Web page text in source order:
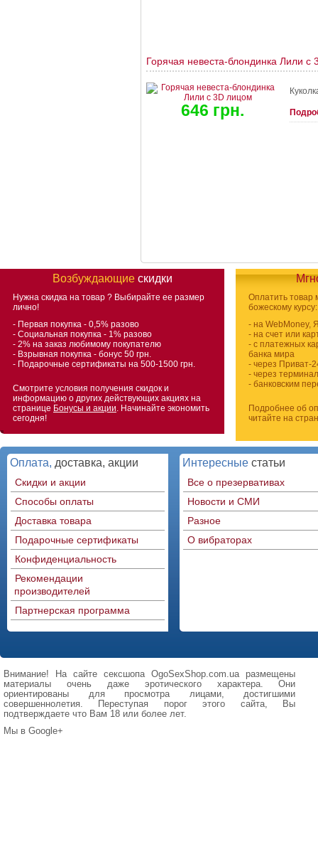
Горячая невеста-блондинка Лили с
646 грн.
Возбуждающиескидки
Нужна скидка на товар ? Выбирайте ее размер
лично!
- Первая покупка - 0,5% разово
- Социальная покупка - 1% разово
- 2% на заказ любимому покупателю
- Взрывная покупка - бонус 50 грн.
- Подарочные сертификаты на 500-1500 грн.
Смотрите условия получения скидок и
информацию о других действующих акциях на
странице Бонусы и акции. Начинайте экономить
сегодня!
Оплатить товар
божескому курсу:
- на WebMoney,
- на счет или
- с платежных
банка мира
- через Приват-
- через
- банковским
Подробнее об
читайте на
Оплата, доставка, акции
Скидки и акции
Способы оплаты
Доставка товара
Подарочные сертификаты
Конфиденциальность
Рекомендации
производителей
Партнерская программа
Интересные статьи
Все о презервативах
Новости и СМИ
Разное
О вибраторах
Внимание! На сайте сексшопа OgoSexShop.com.ua размещены
материалы очень даже эротического характера. Они
ориентированы для просмотра лицами, достигшими
совершеннолетия. Переступая порог этого сайта, Вы
подтверждаете что Вам 18 или более лет.
Мы в Google+